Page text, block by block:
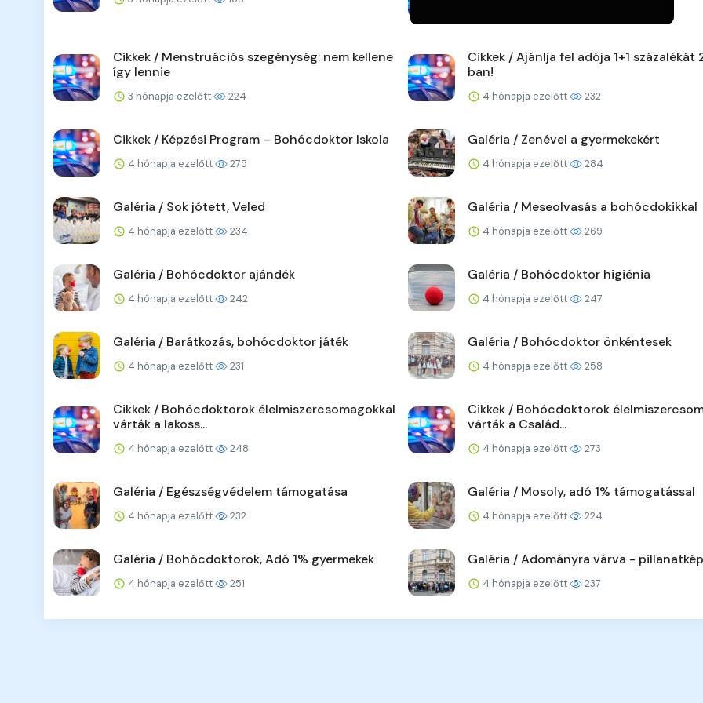
Cikkek / Menstruációs szegénység: nem kellene
így lennie
3 hónapja ezelőtt 224
Cikkek / Ajánlja fel adója 1+1 százalékát
ban!
4 hónapja ezelőtt 232
Cikkek / Képzési Program – Bohócdoktor Iskola
4 hónapja ezelőtt 275
Galéria / Zenével a gyermekekért
4 hónapja ezelőtt 284
Galéria / Sok jótett, Veled
4 hónapja ezelőtt 234
Galéria / Meseolvasás a bohócdokikkal
4 hónapja ezelőtt 269
Galéria / Bohócdoktor ajándék
4 hónapja ezelőtt 242
Galéria / Bohócdoktor higiénia
4 hónapja ezelőtt 247
Galéria / Barátkozás, bohócdoktor játék
4 hónapja ezelőtt 231
Galéria / Bohócdoktor önkéntesek
4 hónapja ezelőtt 258
Cikkek / Bohócdoktorok élelmiszercsomagokkal
várták a lakoss...
4 hónapja ezelőtt 248
Cikkek / Bohócdoktorok
várták a Család...
4 hónapja ezelőtt 273
Galéria / Egészségvédelem támogatása
4 hónapja ezelőtt 232
Galéria / Mosoly, adó 1% támogatással
4 hónapja ezelőtt 224
Galéria / Bohócdoktorok, Adó 1% gyermekek
4 hónapja ezelőtt 251
Galéria / Adományra várva - pillanatkép
4 hónapja ezelőtt 237